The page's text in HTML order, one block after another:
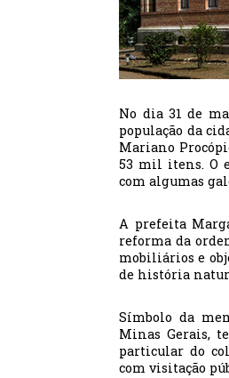
No dia 31 de
população da
Mariano
53 mil itens. O
com algumas
A prefeita
reforma da
mobiliários e
de história
Símbolo da
Minas Gerais,
particular do
com visitação